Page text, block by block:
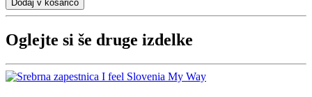
Oglejte si še druge izdelke